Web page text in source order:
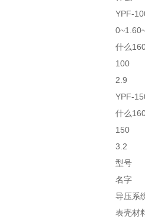
YPF-
什么
100
2.9
YPF-
什么
150
3.2
型号
名字
导压系
表壳材